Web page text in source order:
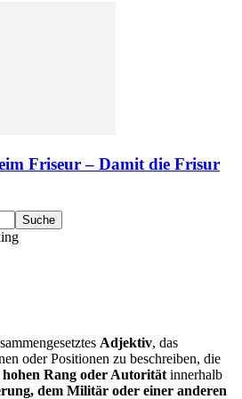
Friseur – Damit die Frisur
Adjektiv, das
oder Positionen zu beschreiben, die
hohen Rang oder Autorität innerhalb
dem Militär oder einer anderen